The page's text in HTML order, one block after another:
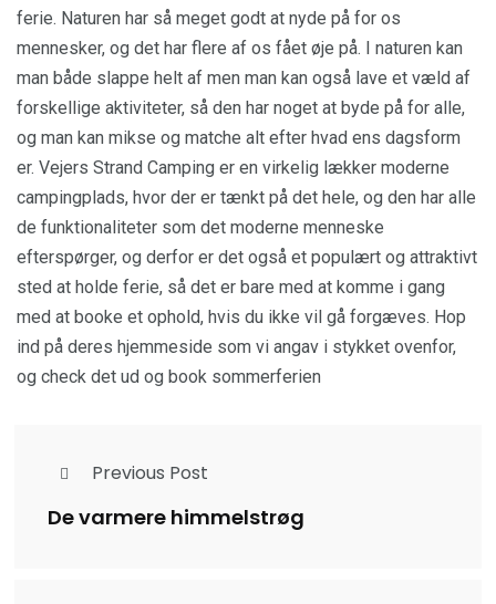
ferie. Naturen har så meget godt at nyde på for os
mennesker, og det har flere af os fået øje på. I naturen kan
man både slappe helt af men man kan også lave et væld af
forskellige aktiviteter, så den har noget at byde på for alle,
og man kan mikse og matche alt efter hvad ens dagsform
er. Vejers Strand Camping er en virkelig lækker moderne
campingplads, hvor der er tænkt på det hele, og den har alle
de funktionaliteter som det moderne menneske
efterspørger, og derfor er det også et populært og attraktivt
sted at holde ferie, så det er bare med at komme i gang
med at booke et ophold, hvis du ikke vil gå forgæves. Hop
ind på deres hjemmeside som vi angav i stykket ovenfor,
og check det ud og book sommerferien
Previous Post
De varmere himmelstrøg